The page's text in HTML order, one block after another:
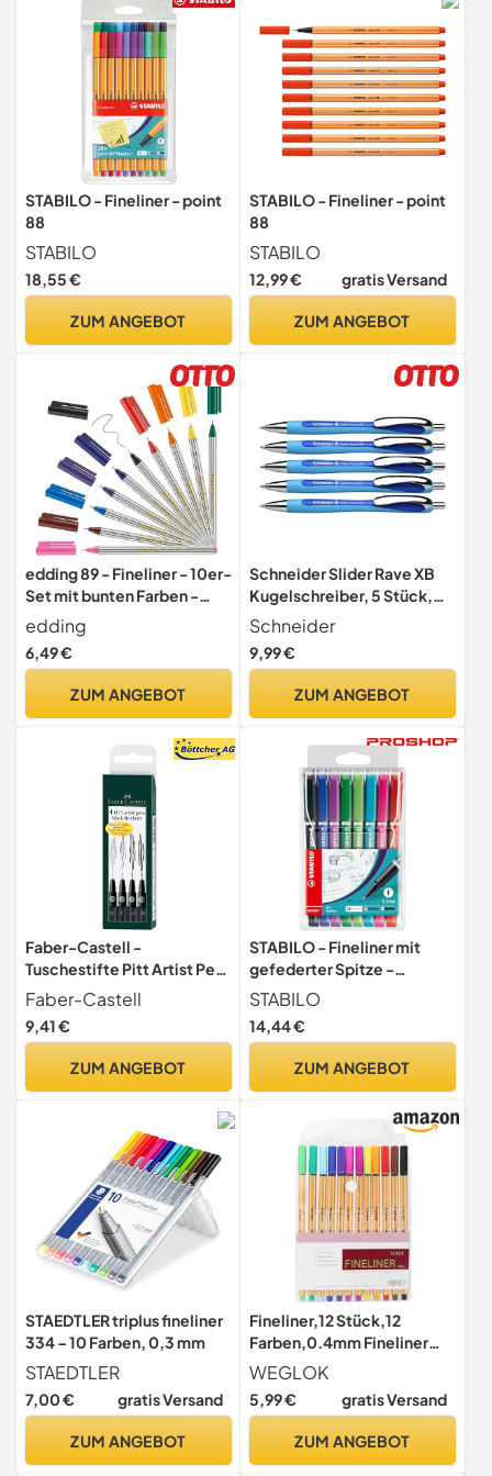
STABILO - Fineliner - point
88
STABILO
18,55 €
ZUM ANGEBOT
STABILO - Fineliner - point
88
STABILO
12,99 € gratis Versand
ZUM ANGEBOT
edding 89 - Fineliner - 10er-
Set mit bunten Farben -
extrafeine Rundspitze 0,3
mm - dünner
Faserschreiber für feines
Unterstreichen, Zeichnen -
edding
6,49 €
ZUM ANGEBOT
Schneider Slider Rave XB
Kugelschreiber, 5 Stück,
Hellblau-Blau
Schneider
9,99 €
ZUM ANGEBOT
Faber-Castell -
Tuschestifte Pitt Artist Pen,
4 Strichstärken Schwarz
Faber-Castell
9,41 €
ZUM ANGEBOT
STABILO - Fineliner mit
gefederter Spitze -
SENSOR F
STABILO
14,44 €
ZUM ANGEBOT
STAEDTLER triplus fineliner
334 – 10 Farben, 0,3 mm
STAEDTLER
7,00 € gratis Versand
ZUM ANGEBOT
Fineliner,12 Stück,12
Farben,0.4mm Fineliner
Stifte mit ergonomischem
Griff, Zeichnungs- und
Faserstifte mit feiner
Lebendige farbige
WEGLOK
5,99 € gratis Versand
ZUM ANGEBOT